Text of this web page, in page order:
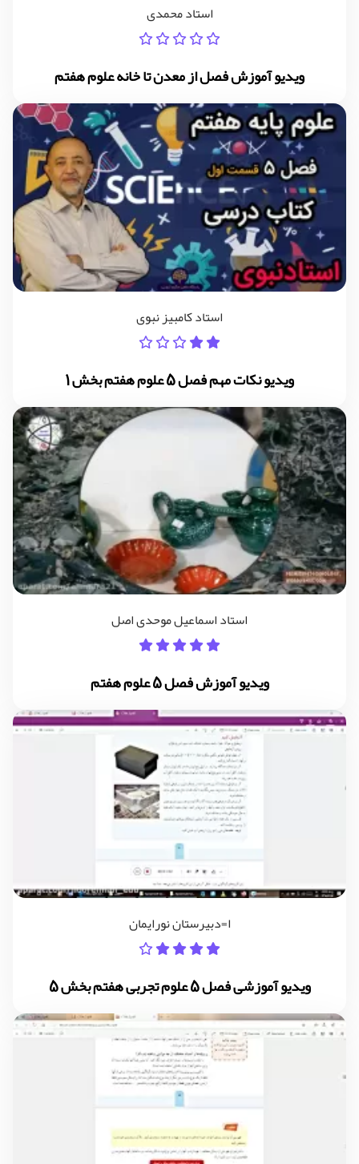
استاد محمدی
ویدیو آموزش فصل از معدن تا خانه علوم هفتم
استاد کامبیز نبوی
ویدیو نکات مهم فصل 5 علوم هفتم بخش 1
استاد اسماعیل موحدی اصل
ویدیو آموزش فصل 5 علوم هفتم
ا=دبیرستان نورایمان
ویدیو آموزشی فصل 5 علوم تجربی هفتم بخش 5